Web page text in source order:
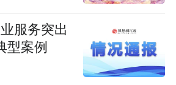
服务突出
型案例